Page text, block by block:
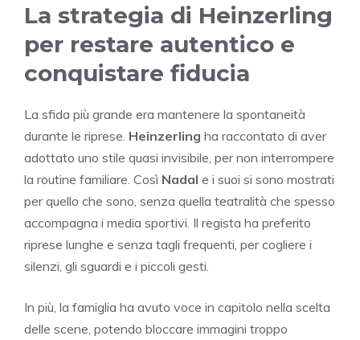
La strategia di Heinzerling
per restare autentico e
conquistare fiducia
La sfida più grande era mantenere la spontaneità
durante le riprese. Heinzerling ha raccontato di aver
adottato uno stile quasi invisibile, per non interrompere
la routine familiare. Così Nadal e i suoi si sono mostrati
per quello che sono, senza quella teatralità che spesso
accompagna i media sportivi. Il regista ha preferito
riprese lunghe e senza tagli frequenti, per cogliere i
silenzi, gli sguardi e i piccoli gesti.
In più, la famiglia ha avuto voce in capitolo nella scelta
delle scene, potendo bloccare immagini troppo